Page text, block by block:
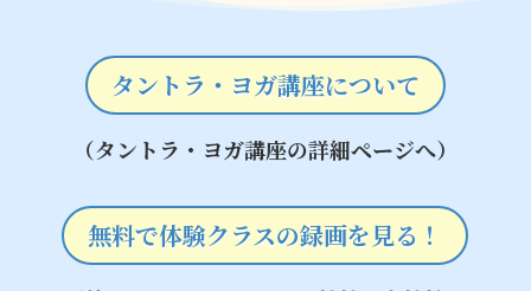
タントラ・ヨガ講座について
（タントラ・ヨガ講座の詳細ページへ）
無料で体験クラスの録画を見る！